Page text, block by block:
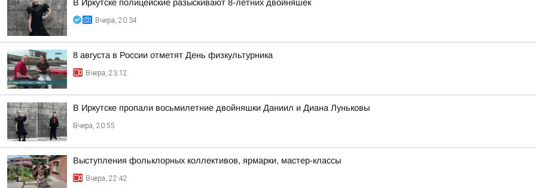
В Иркутске полицейские разыскивают 8-летних двойняшек
Вчера, 20:34
8 августа в России отметят День физкультурника
Вчера, 23:12
В Иркутске пропали восьмилетние двойняшки Даниил и Диана Луньковы
Вчера, 20:55
Выступления фольклорных коллективов, ярмарки, мастер-классы
Вчера, 22:42